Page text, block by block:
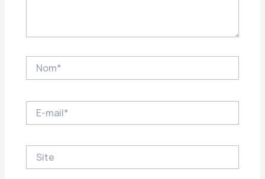
mail*